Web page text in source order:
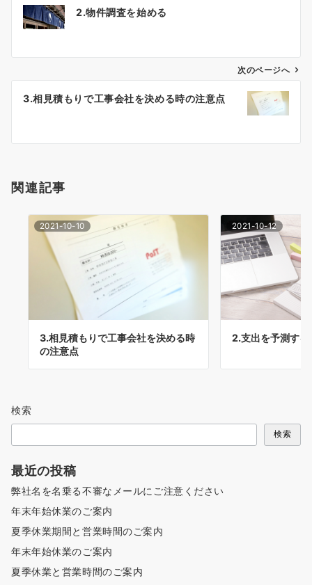
ビ
ン
2.物件調査を始める
次のページへ
3.相見積もりで工事会社を決める時の注意点
関連記事
2021-10-10
3.相見積もりで工事会社を決める時
の注意点
2021-10-12
2.支出を予測する
検索
検索
最近の投稿
弊社名を名乗る不審なメールにご注意ください
年末年始休業のご案内
夏季休業期間と営業時間のご案内
年末年始休業のご案内
夏季休業と営業時間のご案内